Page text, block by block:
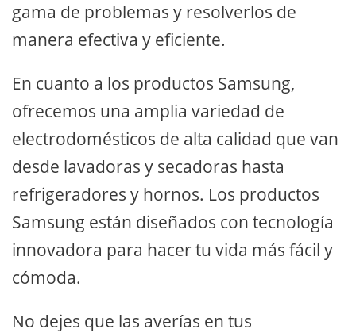
gama de problemas y resolverlos de
manera efectiva y eficiente.
En cuanto a los productos Samsung,
ofrecemos una amplia variedad de
electrodomésticos de alta calidad que van
desde lavadoras y secadoras hasta
refrigeradores y hornos. Los productos
Samsung están diseñados con tecnología
innovadora para hacer tu vida más fácil y
cómoda.
No dejes que las averías en tus